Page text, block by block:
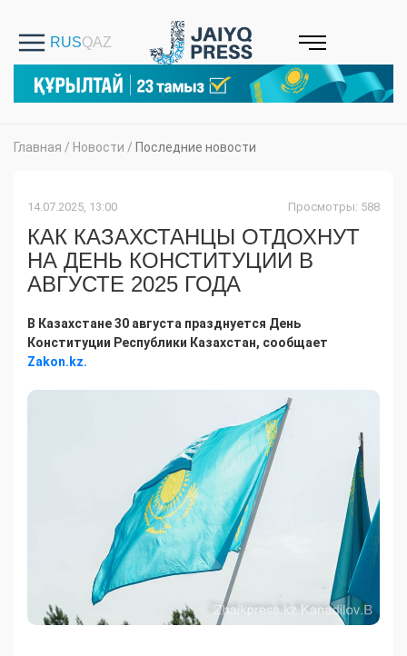
Главная / Новости / Последние новости
14.07.2025, 13:00 Просмотры: 588
КАК КАЗАХСТАНЦЫ ОТДОХНУТ
НА ДЕНЬ КОНСТИТУЦИИ В
АВГУСТЕ 2025 ГОДА
В Казахстане 30 августа празднуется День
Конституции Республики Казахстан, сообщает
Zakon.kz.